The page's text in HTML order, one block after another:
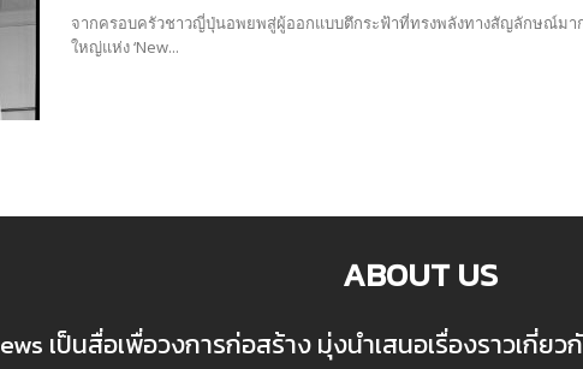
จากครอบครัวชาวญี่ปุ่นอพยพสู่ผู้ออกแบบตึกระฟ้าที่ทรงพลังทางสัญลักษณ์มาก
ใหญ่แห่ง ‘New...
ABOUT US
เป็นสื่อเพื่อวงการก่อสร้าง มุ่งนำเสนอเรื่องราวเ